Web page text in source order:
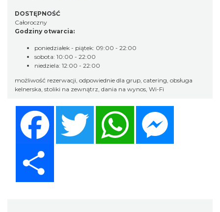
DOSTĘPNOŚĆ
Całoroczny
Godziny otwarcia:
poniedziałek - piątek: 09:00 - 22:00
sobota: 10:00 - 22:00
niedziela: 12:00 - 22:00
możliwość rezerwacji, odpowiednie dla grup, catering, obsługa
kelnerska, stoliki na zewnątrz, dania na wynos, Wi-Fi
Twitter